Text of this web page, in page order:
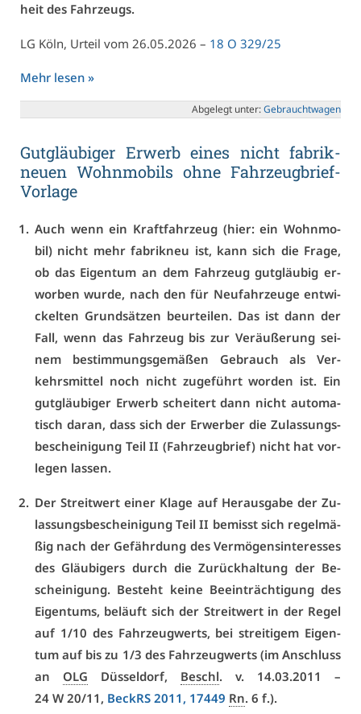
heit des Fahr­zeugs.
LG Köln, Ur­teil vom 26.05.2026 – 18 O 329/25
Mehr le­sen »
Ab­ge­legt un­ter:Ge­braucht­wa­gen
Gut­gläu­bi­ger Er­werb ei­nes nicht fa­brik­
neu­en Wohn­mo­bils oh­ne Fahr­zeug­brief-
Vor­la­ge
Auch wenn ein Kraft­fahr­zeug (hier: ein Wohn­mo­
bil) nicht mehr fa­brik­neu ist, kann sich die Fra­ge,
ob das Ei­gen­tum an dem Fahr­zeug gut­gläu­big er­
wor­ben wur­de, nach den für Neu­fahr­zeu­ge ent­wi­
ckel­ten Grund­sät­zen be­ur­tei­len. Das ist dann der
Fall, wenn das Fahr­zeug bis zur Ver­äu­ße­rung sei­
nem be­stim­mungs­ge­mä­ßen Ge­brauch als Ver­
kehrs­mit­tel noch nicht zu­ge­führt wor­den ist. Ein
gut­gläu­bi­ger Er­werb schei­tert dann nicht au­to­ma­
tisch dar­an, dass sich der Er­wer­ber die Zu­las­sungs­
be­schei­ni­gung Teil II (Fahr­zeug­brief) nicht hat vor­
le­gen las­sen.
Der Streit­wert ei­ner Kla­ge auf Her­aus­ga­be der Zu­
las­sungs­be­schei­ni­gung Teil II be­misst sich re­gel­mä­
ßig nach der Ge­fähr­dung des Ver­mö­gens­in­ter­es­ses
des Gläu­bi­gers durch die Zu­rück­hal­tung der Be­
schei­ni­gung. Be­steht kei­ne Be­ein­träch­ti­gung des
Ei­gen­tums, be­läuft sich der Streit­wert in der Re­gel
auf 1/10 des Fahr­zeug­werts, bei strei­ti­gem Ei­gen­
tum auf bis zu 1/3 des Fahr­zeug­werts (im An­schluss
an OLG Düs­sel­dorf, Beschl. v. 14.03.2011 –
24 W 20/11, BeckRS 2011, 17449 Rn. 6 f.).